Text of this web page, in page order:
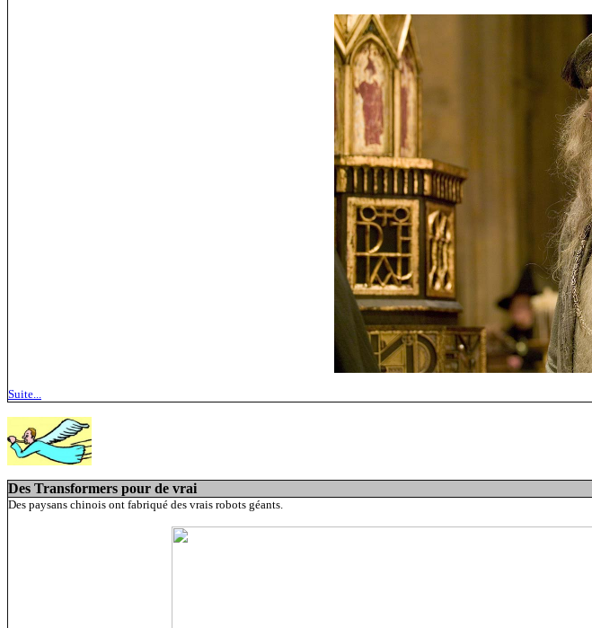
Suite...
Des Transformers pour de vrai
Des paysans chinois ont fabriqué des vrais robots géants.